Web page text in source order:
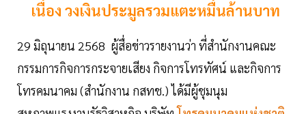
เนื่อง วงเงินประมูลรวมแตะหมื่นล้านบาท
29 มิถุนายน 2568 ผู้สื่อข่าวรายงานว่า ที่สำนักงานคณะ
กรรมการกิจการกระจายเสียง กิจการโทรทัศน์ และกิจการ
โทรคมนาคม (สำนักงาน กสทช.) ได้มีผู้ชุมนุม